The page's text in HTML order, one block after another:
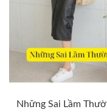
Những Sai Lầm